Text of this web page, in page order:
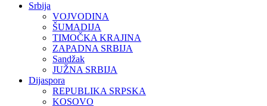
Srbija
VOJVODINA
ŠUMADIJA
TIMOČKA KRAJINA
ZAPADNA SRBIJA
Sandžak
JUŽNA SRBIJA
Dijaspora
REPUBLIKA SRPSKA
KOSOVO